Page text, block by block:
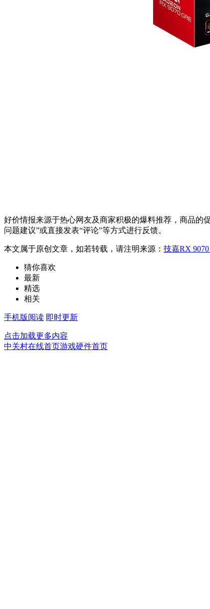
好价情报来源于热心网友及商家积极的爆料推荐，商品的
问题建议”或直接发表“评论”等方式进行反馈。
本文属于原创文章，如若转载，请注明来源： 技嘉RX
猜你喜欢
最新
精选
相关
手机版阅读 即时更新
点击加载更多内容
中关村在线首页游戏硬件首页